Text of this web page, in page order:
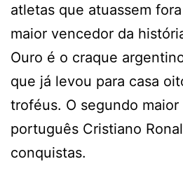
atletas que atuassem
maior vencedor da
Ouro é o craque
que já levou para casa
troféus. O segundo
português Cristiano
conquistas.